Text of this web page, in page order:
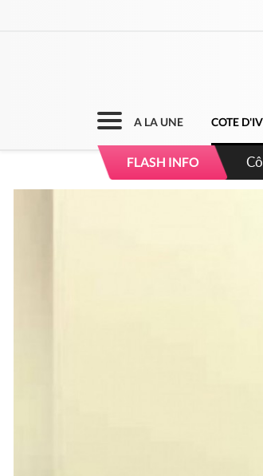
A LA UNE COTE
FLASH INFO